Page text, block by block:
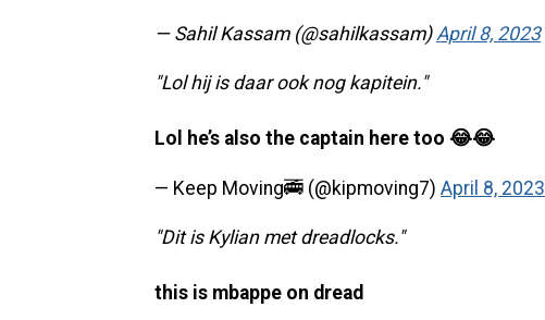
— Sahil Kassam (@sahilkassam)April 8, 2023
"Lol hij is daar ook nog kapitein."
Lol he’s also the captain here too 😂😂
— Keep Moving🚎 (@kipmoving7) April 8, 2023
"Dit is Kylian met dreadlocks."
this is mbappe on dread